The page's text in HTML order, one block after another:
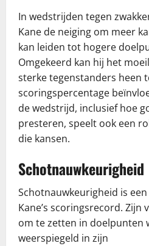
In wedstrijden tegen
Kane de neiging om meer
kan leiden tot hogere
Omgekeerd kan hij het
sterke tegenstanders heen
scoringspercentage
de wedstrijd, inclusief hoe
presteren, speelt ook een
die kansen.
Schotnauwkeurigheid
Schotnauwkeurigheid is
Kane’s scoringsrecord. Zijn
om te zetten in doelpunten
weerspiegeld in zijn